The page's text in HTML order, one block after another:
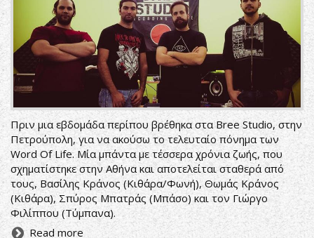
Πριν μια εβδομάδα περίπου βρέθηκα στα Bree Studio, στην
Πετρούπολη, για να ακούσω το τελευταίο πόνημα των
Word Of Life. Μία μπάντα με τέσσερα χρόνια ζωής, που
σχηματίστηκε στην Αθήνα και αποτελείται σταθερά από
τους, Βασίλης Κράνος (Κιθάρα/Φωνή), Θωμάς Κράνος
(Κιθάρα), Σπύρος Μπατράς (Μπάσο) και τον Γιώργο
Φιλίππου (Τύμπανα).
Read more